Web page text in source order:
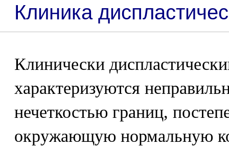
Клиника
Клинически
характеризуются
нечеткостью границ,
окружающую нормальную